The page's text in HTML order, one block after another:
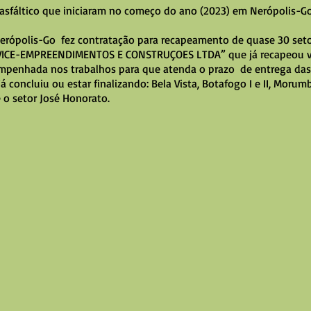
que iniciaram no começo do ano (2023) em Nerópolis-
Go  fez contratação para recapeamento de quase 30
EMPREENDIMENTOS E CONSTRUÇOES LTDA” que já
nos trabalhos para que atenda o prazo  de entrega
concluiu ou estar finalizando: Bela Vista, Botafogo I e II,
o setor José Honorato.